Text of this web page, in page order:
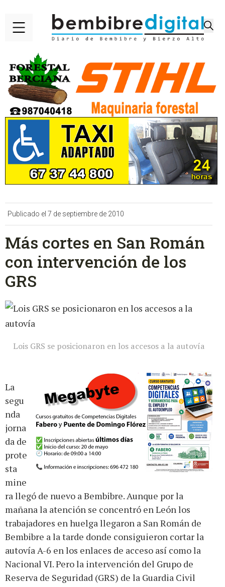
Publicado el 7 de septiembre de 2010
Más cortes en San Román
con intervención de los
GRS
Lois GRS se posicionaron en los accesos a la autovía
La
segu
nda
jorna
da de
prote
sta
mine
ra llegó de nuevo a Bembibre. Aunque por la
mañana la atención se concentró en León los
trabajadores en huelga llegaron a San Román de
Bembibre a la tarde donde consiguieron cortar la
autovía A-6 en los enlaces de acceso así como la
Nacional VI. Pero la intervención del Grupo de
Reserva de Seguridad (GRS) de la Guardia Civil